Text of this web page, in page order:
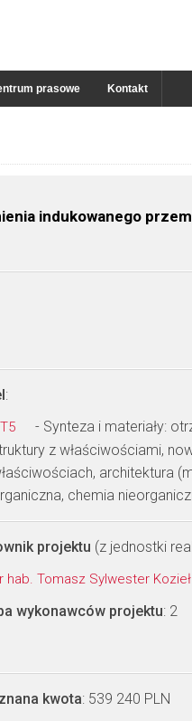
prasowe Kontakt
indukowanego
:
- Synteza i materiały:
z właściwościami,
architektura
chemia
projektu (z jednostki
hab. Tomasz Sylwester Kozieł
wykonawców projektu: 2
kwota: 539 240 PLN